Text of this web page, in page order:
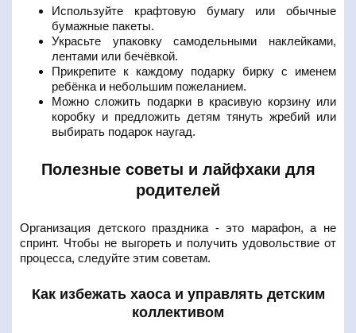
Используйте крафтовую бумагу или обычные
бумажные пакеты.
Украсьте упаковку самодельными наклейками,
лентами или бечёвкой.
Прикрепите к каждому подарку бирку с именем
ребёнка и небольшим пожеланием.
Можно сложить подарки в красивую корзину или
коробку и предложить детям тянуть жребий или
выбирать подарок наугад.
Полезные советы и лайфхаки для
родителей
Организация детского праздника - это марафон, а не
спринт. Чтобы не выгореть и получить удовольствие от
процесса, следуйте этим советам.
Как избежать хаоса и управлять детским
коллективом